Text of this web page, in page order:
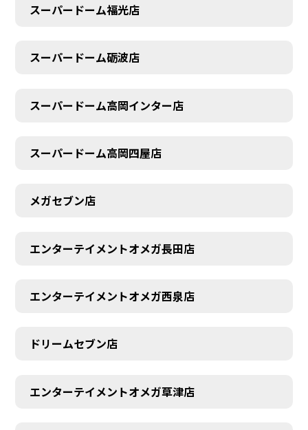
スーパードーム福光店
スーパードーム砺波店
スーパードーム高岡インター店
スーパードーム高岡四屋店
メガセブン店
エンターテイメントオメガ長田店
エンターテイメントオメガ西泉店
ドリームセブン店
エンターテイメントオメガ草津店